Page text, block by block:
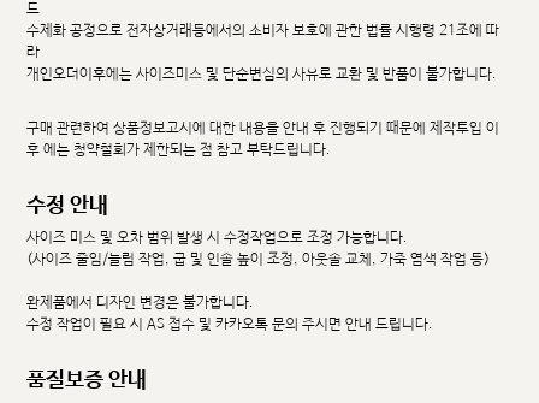
드
수제화 공정으로 전자상거래등에서의 소비자 보호에 관한 법률 시행령 21조에 따
라
개인오더이후에는 사이즈미스 및 단순변심의 사유로 교환 및 반품이 불가합니다.
구매 관련하여 상품정보고시에 대한 내용을 안내 후 진행되기 때문에 제작투입 이
후 에는 청약철회가 제한되는 점 참고 부탁드립니다.
수정 안내
사이즈 미스 및 오차 범위 발생 시 수정작업으로 조정 가능합니다.
(사이즈 줄임/늘림 작업, 굽 및 인솔 높이 조정, 아웃솔 교체, 가죽 염색 작업 등)
완제품에서 디자인 변경은 불가합니다.
수정 작업이 필요 시 AS 접수 및 카카오톡 문의 주시면 안내 드립니다.
품질보증 안내